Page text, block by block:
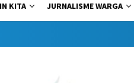
KITA JURNALISME WARGA